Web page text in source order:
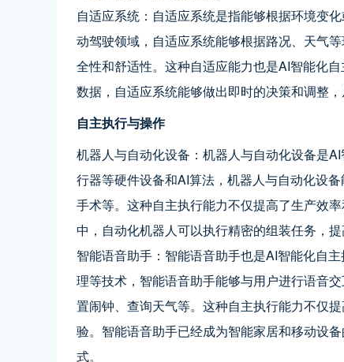
自适应系统：自适应系统是指能够根据环境变
动驾驶领域，自适应系统能够根据路况、天气
全性和舒适性。这种自适应能力也是AI智能化
数据，自适应系统能够做出即时的决策和调整，
自主执行与操作
机器人与自动化设备：机器人与自动化设备是
行器等硬件设备和AI算法，机器人与自动化设
手术等。这种自主执行能力不仅提高了生产效
中，自动化机器人可以执行精密的组装任务，提
智能语音助手：智能语音助手也是AI智能化自
理等技术，智能语音助手能够与用户进行语音
置闹钟、查询天气等。这种自主执行能力不仅
验。智能语音助手已经成为智能家居和移动设
式。